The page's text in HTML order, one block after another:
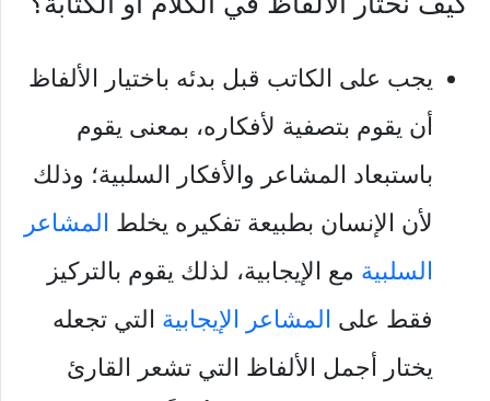
يجب على الكاتب قبل بدئه باختيار الألفاظ
أن يقوم بتصفية لأفكاره، بمعنى يقوم
باستبعاد المشاعر والأفكار السلبية؛ وذلك
لأن الإنسان بطبيعة تفكيره يخلط المشاعر
السلبية مع الإيجابية، لذلك يقوم بالتركيز
فقط على المشاعر الإيجابية التي تجعله
يختار أجمل الألفاظ التي تشعر القارئ